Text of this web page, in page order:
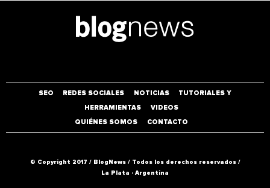
SEO REDES SOCIALES NOTICIAS
TUTORIALES Y
HERRAMIENTAS
VIDEOS
QUIÉNES SOMOS
CONTACTO
© Copyright 2017 / BlogNews/Todos los derechos reservados /
La Plata - Argentina